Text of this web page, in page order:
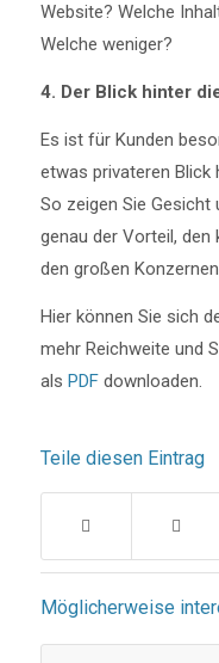
Website? Welche
Welche weniger?
4. Der Blick hinter
Es ist für Kunden
etwas privateren Blick
So zeigen Sie Gesicht
genau der Vorteil, den
den großen
Hier können Sie sich
mehr Reichweite und
als PDFdownloaden.
Teile diesen Eintrag
Möglicherweise